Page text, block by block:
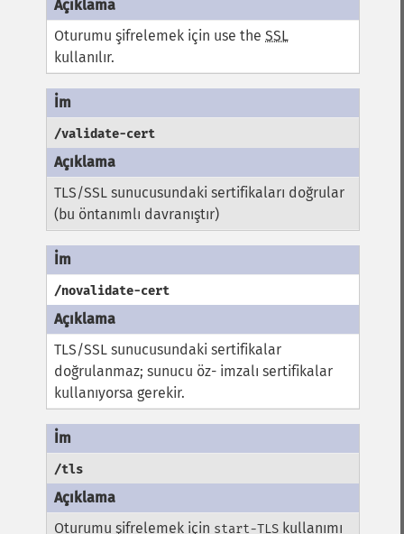
Oturumu şifrelemek için use theSSL
kullanılır.
/validate-cert
TLS/SSL sunucusundaki sertifikaları doğrular
(bu öntanımlı davranıştır)
/novalidate-cert
TLS/SSL sunucusundaki sertifikalar
doğrulanmaz; sunucu öz- imzalı sertifikalar
kullanıyorsa gerekir.
/tls
Oturumu şifrelemek için start-TLS kullanımı